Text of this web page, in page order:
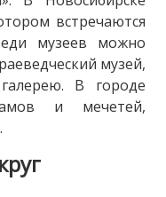
встречаются
музеев можно
музей,
В городе
и мечетей,